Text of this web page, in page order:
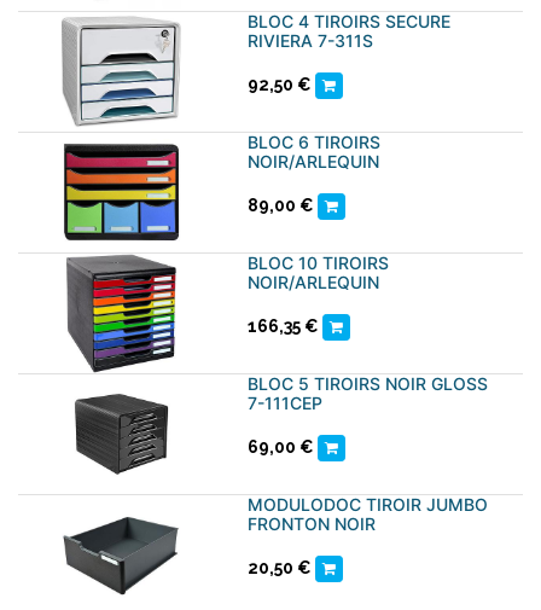
BLOC 4 TIROIRS SECURE
RIVIERA 7-311S
92,50 €
BLOC 6 TIROIRS
NOIR/ARLEQUIN
89,00 €
BLOC 10 TIROIRS
NOIR/ARLEQUIN
166,35 €
BLOC 5 TIROIRS NOIR GLOSS
7-111CEP
69,00 €
MODULODOC TIROIR JUMBO
FRONTON NOIR
20,50 €